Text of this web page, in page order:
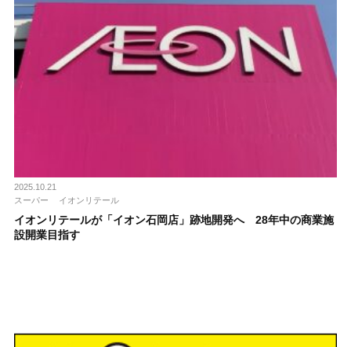
2025.10.21
スーパー
イオンリテール
イオンリテールが「イオン石岡店」跡地開発へ 28年中の商業施
設開業目指す